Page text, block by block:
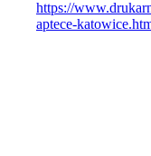
https://
cher-sans-